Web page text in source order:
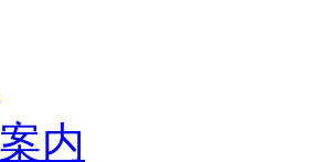
内